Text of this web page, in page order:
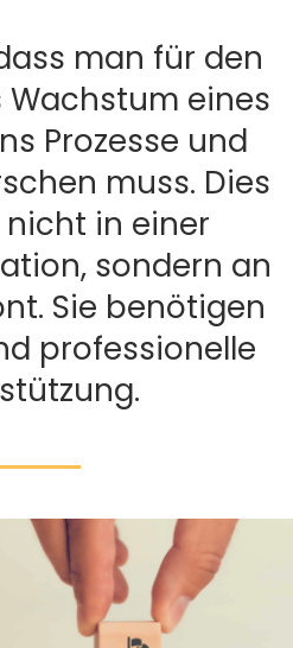
man für den
eines
Prozesse und
muss. Dies
in einer
sondern an
Sie benötigen
professionelle